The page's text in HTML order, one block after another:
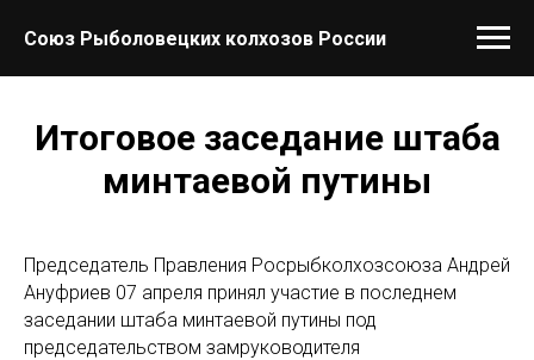
Союз Рыболовецких колхозов России
Итоговое заседание штаба
минтаевой путины
Председатель Правления Росрыбколхозсоюза Андрей
Ануфриев 07 апреля принял участие в последнем
заседании штаба минтаевой путины под
председательством замруководителя